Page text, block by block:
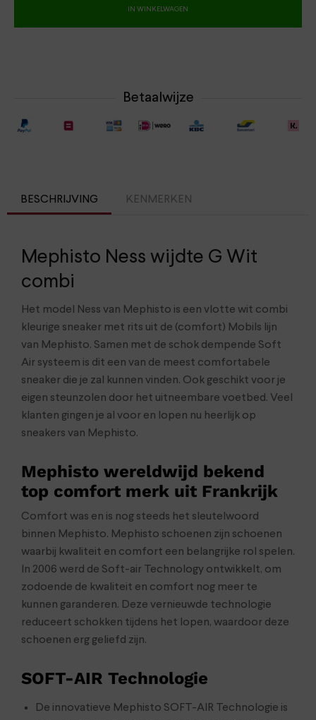
IN WINKELWAGEN
Betaalwijze
BESCHRIJVING KENMERKEN
Mephisto Ness wijdte G Wit
combi
Het model Ness van Mephisto is een vlotte wit combi
kleurige sneaker met rits uit de (comfort) Mobils lijn
van Mephisto. Samen met de schok dempende Soft
Air systeem is dit een van de meest comfortabele
sneaker die je zal kunnen vinden. Ook geschikt voor je
eigen steunzolen door het uitneembare voetbed. Veel
klanten gingen je al voor en lopen nu heerlijk op
sneakers van Mephisto.
Mephisto wereldwijd bekend
top comfort merk uit Frankrijk
Comfort was en is nog steeds het sleutelwoord
binnen Mephisto. Mephisto schoenen zijn schoenen
waarbij kwaliteit en comfort een belangrijke rol spelen.
In 2006 werd de Soft-air Technology ontwikkelt, om
zodoende de kwaliteit en comfort nog meer te
kunnen garanderen. Deze vernieuwde technologie
reduceert schokken tijdens het lopen, waardoor deze
schoenen erg geliefd zijn.
SOFT-AIR Technologie
De innovatieve Mephisto SOFT-AIR Technologie is